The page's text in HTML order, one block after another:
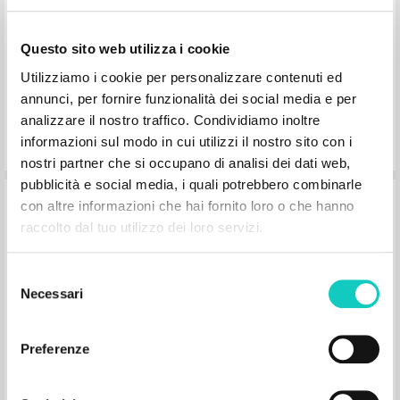
Questo sito web utilizza i cookie
Utilizziamo i cookie per personalizzare contenuti ed
annunci, per fornire funzionalità dei social media e per
analizzare il nostro traffico. Condividiamo inoltre
informazioni sul modo in cui utilizzi il nostro sito con i
nostri partner che si occupano di analisi dei dati web,
pubblicità e social media, i quali potrebbero combinarle
con altre informazioni che hai fornito loro o che hanno
raccolto dal tuo utilizzo dei loro servizi.
delNecessari
Preferenze
Fraternità di Comunione e Liberazione
Rumeno
Luogo di edizione :
Sensul religios: Volumul întâi al
ParCursului